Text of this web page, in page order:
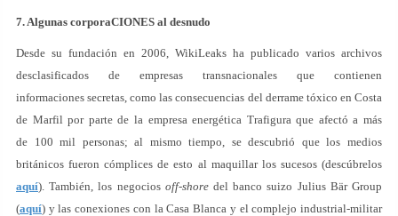
7. Algunas corporaCIONES al desnudo
Desde su fundación en 2006, WikiLeaks ha publicado varios archivos
desclasificados de empresas transnacionales que contienen
informaciones secretas, como las consecuencias del derrame tóxico en Costa
de Marfil por parte de la empresa energética Trafigura que afectó a más
de 100 mil personas; al mismo tiempo, se descubrió que los medios
británicos fueron cómplices de esto al maquillar los sucesos (descúbrelos
aquí). También, los negocios off-shoredel banco suizo Julius Bär Group
(aquí) y las conexiones con la Casa Blanca y el complejo industrial-militar